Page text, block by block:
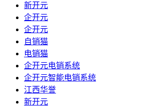
新开元
企开元
企开元
自销猫
电销猫
企开元电销系统
企开元智能电销系统
江西华誉
新开元